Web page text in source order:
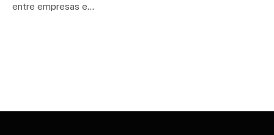
entre empresas e…